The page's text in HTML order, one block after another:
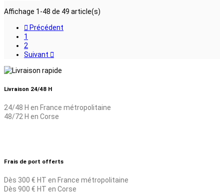
Affichage 1-48 de 49 article(s)
 Précédent
1
2
Suivant 
Livraison 24/48 H
24/48 H en France métropolitaine
48/72 H en Corse
Frais de port offerts
Dès 300 € HT en France métropolitaine
Dès 900 € HT en Corse